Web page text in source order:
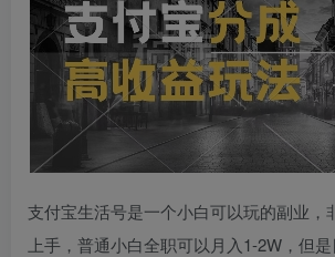
支付宝生活号是一个小白可以玩的副业，
上手，普通小白全职可以月入1-2W，但